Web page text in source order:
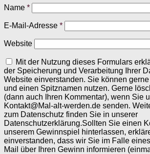
Name *
E-Mail-Adresse *
Website
Mit der Nutzung dieses Formulars
der Speicherung und Verarbeitung Ihrer
Website einverstanden. Sie können
und einen Spitznamen nutzen. Gerne
(dann auch Ihren Kommentar), wenn Sie
Kontakt@Mal-alt-werden.de senden.
zum Datenschutz finden Sie in unserer
Datenschutzerklärung.Sollten Sie einen
unserem Gewinnspiel hinterlassen,
einverstanden, dass wir Sie im Falle
Mail über Ihren Gewinn informieren